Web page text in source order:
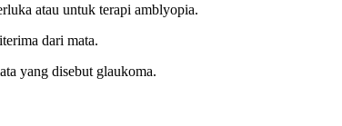
atau untuk terapi amblyopia.
dari mata.
yang disebut glaukoma.